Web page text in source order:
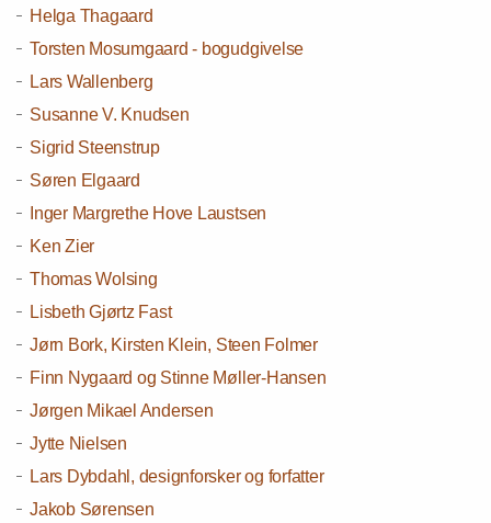
Helga Thagaard
Torsten Mosumgaard - bogudgivelse
Lars Wallenberg
Susanne V. Knudsen
Sigrid Steenstrup
Søren Elgaard
Inger Margrethe Hove Laustsen
Ken Zier
Thomas Wolsing
Lisbeth Gjørtz Fast
Jørn Bork, Kirsten Klein, Steen Folmer
Finn Nygaard og Stinne Møller-Hansen
Jørgen Mikael Andersen
Jytte Nielsen
Lars Dybdahl, designforsker og forfatter
Jakob Sørensen